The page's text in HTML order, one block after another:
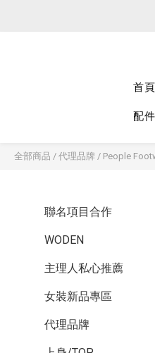
首頁
配
全部商品 / 代理品牌 / People
聯名項目合作
WODEN
主理人私心推薦
女裝新品專區
代理品牌